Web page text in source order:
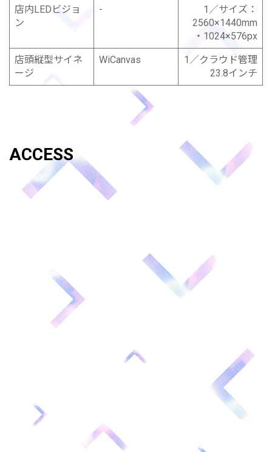
店内LEDビジョ
ン
-
1／サイズ：
2560×1440mm
・1024×576px
店頭縦型サイネ
ージ
WiCanvas
1／クラウド管理
23.8インチ
ACCESS